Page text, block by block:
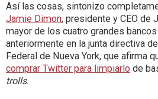
Así las cosas, sintonizo
Jamie Dimon, presidente y CEO de
mayor de los cuatro grandes
anteriormente en la junta directiva
Federal de Nueva York, que afirma
comprar Twitter para limpiarlo de
trolls.